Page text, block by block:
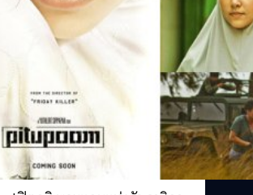
| 2320 days ago
นธ์ เป็น “อินทรีแดง”
ซูเปอร์ฮีโรเมืองไทย